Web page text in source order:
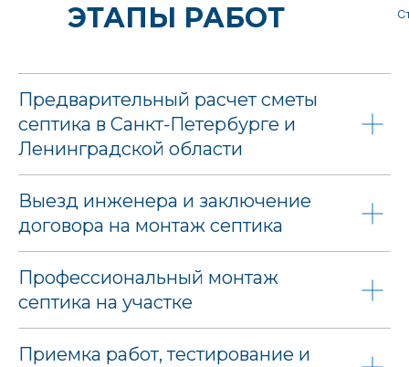
ЭТАПЫ РАБОТ
Предварительный расчет сметы
септика в Санкт-Петербурге и
Ленинградской области
Выезд инженера и заключение
договора на монтаж септика
Профессиональный монтаж
септика на участке
Приемка работ, тестирование и